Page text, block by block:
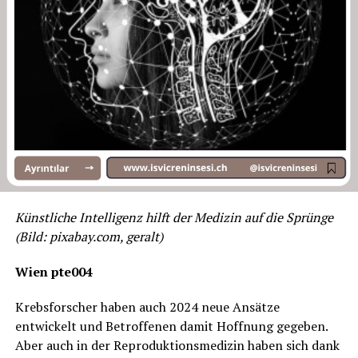
machen.
Insgesamt ist Alyans Events die erste Wahl für alle, die
eine unvergessliche Veranstaltung planen. Mit einem
starken Engagement für Exzellenz, Kreativität und
persönlichen Service setzt Alyans Events Maßstäbe in
der Eventbranche und hinterlässt bei ihren Kunden
bleibende Erinnerungen.
🌟 Erstklassige Dekorationsservices und beeindruckende
Wir sind hier, um Ihre besonderen Momente
professionelle Dekorationsservices an, um Ihre
zu gestalten.
🎉 Wir bieten einzigartige Dekokonzepte und Details für
Künstliche Intelligenz hilft der Medizin auf die Sprünge
(Bild: pixabay.com, geralt)
Wien pte004
Krebsforscher haben auch 2024 neue Ansätze
entwickelt und Betroffenen damit Hoffnung gegeben.
Aber auch in der Reproduktionsmedizin haben sich dank